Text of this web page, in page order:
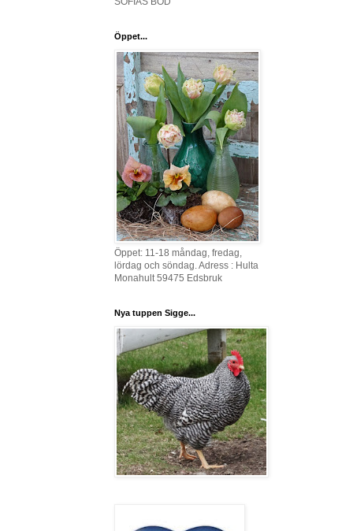
Öppet...
Öppet: 11-18 måndag, fredag,
lördag och söndag. Adress : Hulta
Monahult 59475 Edsbruk
Nya tuppen Sigge...